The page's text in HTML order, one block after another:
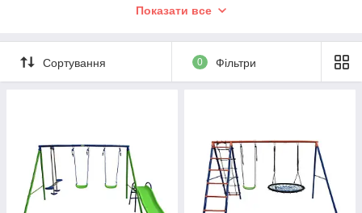
Ми пропонуємо моделі для дому та вулиці, виготовлені з
підготовки дитини.
Обирайте надійні та зручні
спортивні куточки для дітей
—
нехай кожен день буде активним і веселим!
Показати все
Сортування 0 Фільтри